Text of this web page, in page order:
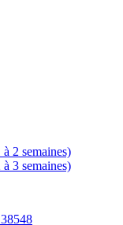
2 semaines)
3 semaines)